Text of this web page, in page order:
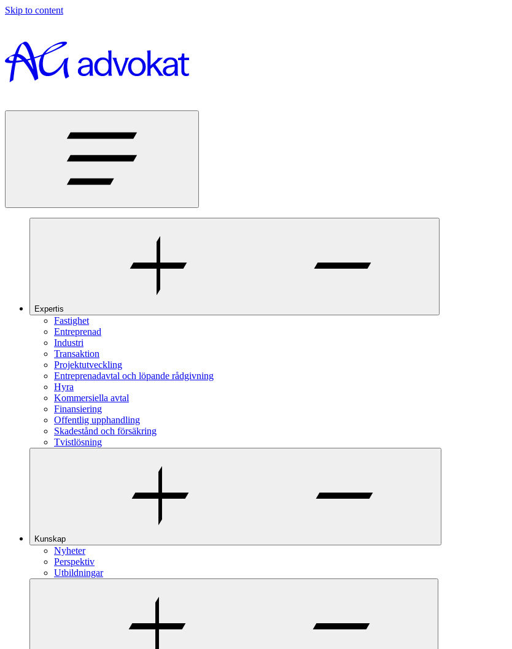
Skip to content
Expertis
Fastighet
Entreprenad
Industri
Transaktion
Projektutveckling
Entreprenadavtal och löpande rådgivning
Hyra
Kommersiella avtal
Finansiering
Offentlig upphandling
Skadestånd och försäkring
Tvistlösning
Kunskap
Nyheter
Perspektiv
Utbildningar